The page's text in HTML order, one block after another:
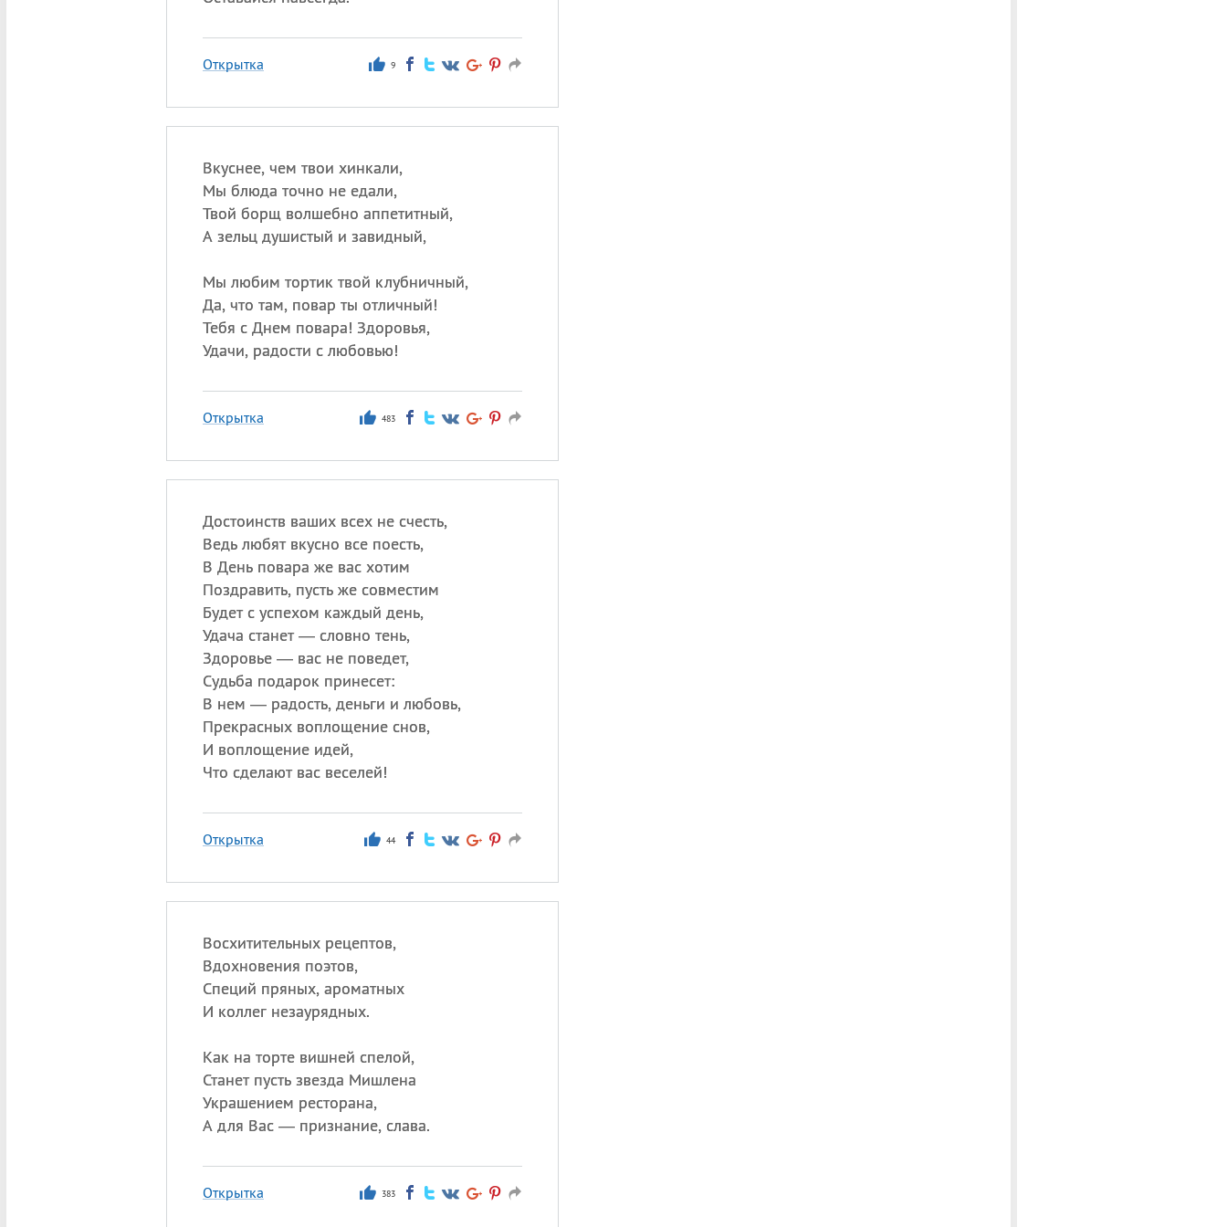
Открытка 9
Вкуснее, чем твои хинкали,
Мы блюда точно не едали,
Твой борщ волшебно аппетитный,
А зельц душистый и завидный,
Мы любим тортик твой клубничный,
Да, что там, повар ты отличный!
Тебя с Днем повара! Здоровья,
Удачи, радости с любовью!
Открытка 483
Достоинств ваших всех не счесть,
Ведь любят вкусно все поесть,
В День повара же вас хотим
Поздравить, пусть же совместим
Будет с успехом каждый день,
Удача станет — словно тень,
Здоровье — вас не поведет,
Судьба подарок принесет:
В нем — радость, деньги и любовь,
Прекрасных воплощение снов,
И воплощение идей,
Что сделают вас веселей!
Открытка 44
Восхитительных рецептов,
Вдохновения поэтов,
Специй пряных, ароматных
И коллег незаурядных.
Как на торте вишней спелой,
Станет пусть звезда Мишлена
Украшением ресторана,
А для Вас — признание, слава.
Открытка 383